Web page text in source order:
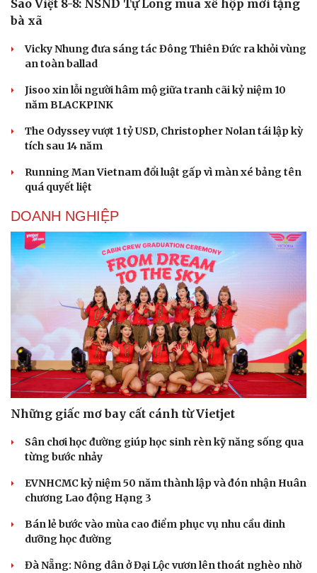
check-in
Podcast
Câu chuyện thời sự
Đọc truyện đêm khuya
Cửa sổ tình yêu
Kể chuyện cho bé
Hạt giống tâm hồn
Sao Việt 8-8: NSND Tự Long mua xế hộp mới tặng
bà xã
Vicky Nhung đưa sáng tác Đông Thiên Đức ra khỏi vùng
an toàn ballad
Jisoo xin lỗi người hâm mộ giữa tranh cãi kỷ niệm 10
năm BLACKPINK
The Odyssey vượt 1 tỷ USD, Christopher Nolan tái lập kỳ
tích sau 14 năm
Running Man Vietnam đổi luật gấp vì màn xé bảng tên
quá quyết liệt
DOANH NGHIỆP
Những giấc mơ bay cất cánh từ Vietjet
Sân chơi học đường giúp học sinh rèn kỹ năng sống qua
từng bước nhảy
EVNHCMC kỷ niệm 50 năm thành lập và đón nhận Huân
chương Lao động Hạng 3
Bán lẻ bước vào mùa cao điểm phục vụ nhu cầu dinh
dưỡng học đường
Đà Nẵng: Nông dân ở Đại Lộc vươn lên thoát nghèo nhờ